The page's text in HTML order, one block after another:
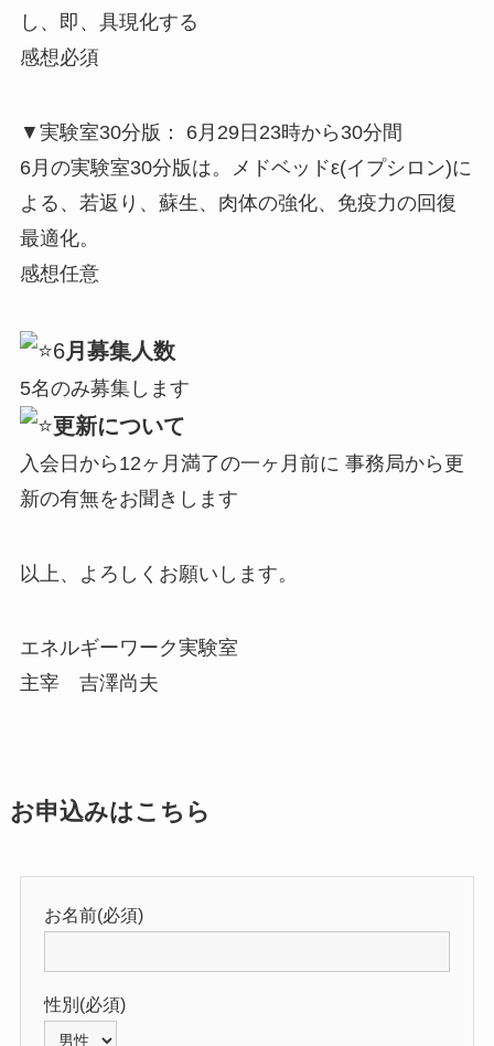
し、即、具現化する
感想必須
▼実験室30分版： 6月29日23時から30分間
6月の実験室30分版は。メドベッドε(イプシロン)に
よる、若返り、蘇生、肉体の強化、免疫力の回復
最適化。
感想任意
6月募集人数
5名のみ募集します
更新について
入会日から12ヶ月満了の一ヶ月前に 事務局から更
新の有無をお聞きします
以上、よろしくお願いします。
エネルギーワーク実験室
主宰 吉澤尚夫
お申込みはこちら
お名前(必須)
性別(必須)